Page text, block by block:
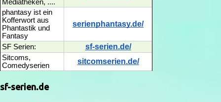
Mediatheken, ....
phantasy ist ein
Kofferwort aus
Phantastik und
Fantasy
serienphantasy.de/
SF Serien: sf-serien.de/
Sitcoms,
Comedyserien
sitcomserien.de/
sf-serien.de